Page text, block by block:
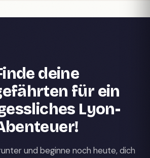
deine
für ein
Lyon-
und beginne noch heute, dich